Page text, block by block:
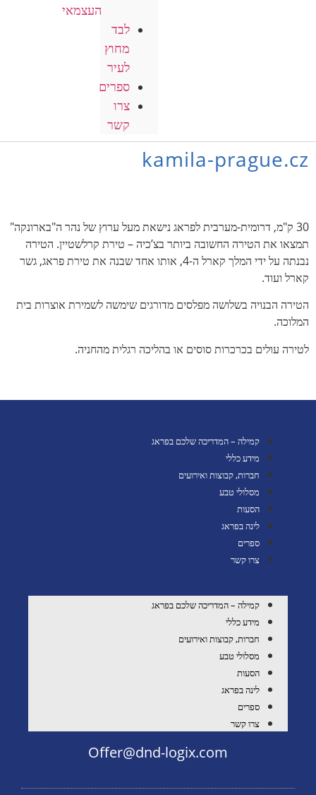
העצמאי
לבד
מחוץ
לעיר
ספרים
צרו
קשר
kamila-prague.cz
30 ק"מ, דרומית-מערבית לפראג נישאת מעל ערוץ של נהר ה"בארונקה"
תמצאו את הטירה החשובה ביותר בצ’כיה – טירת קרלשטיין. הטירה
נבנתה על ידי המלך קארל ה-4, אותו אחד שבנה את טירת פראג, גשר
קארל ועוד.
הטירה הבנויה בשלושה מפלסים מדורגים שימשה לשמירת אוצרות בית
המלוכה.
לטירה עולים בכרכרות סוסים או בהליכה רגלית מהחניה.
קמילה – המדריכה שלכם בפראג
מידע כללי
חברות, קבוצות ואירועים
מסלולי טבע
הסעות
לינה בפראג
ספרים
צרו קשר
קמילה – המדריכה שלכם בפראג
מידע כללי
חברות, קבוצות ואירועים
מסלולי טבע
הסעות
לינה בפראג
ספרים
צרו קשר
Offer@dnd-logix.com